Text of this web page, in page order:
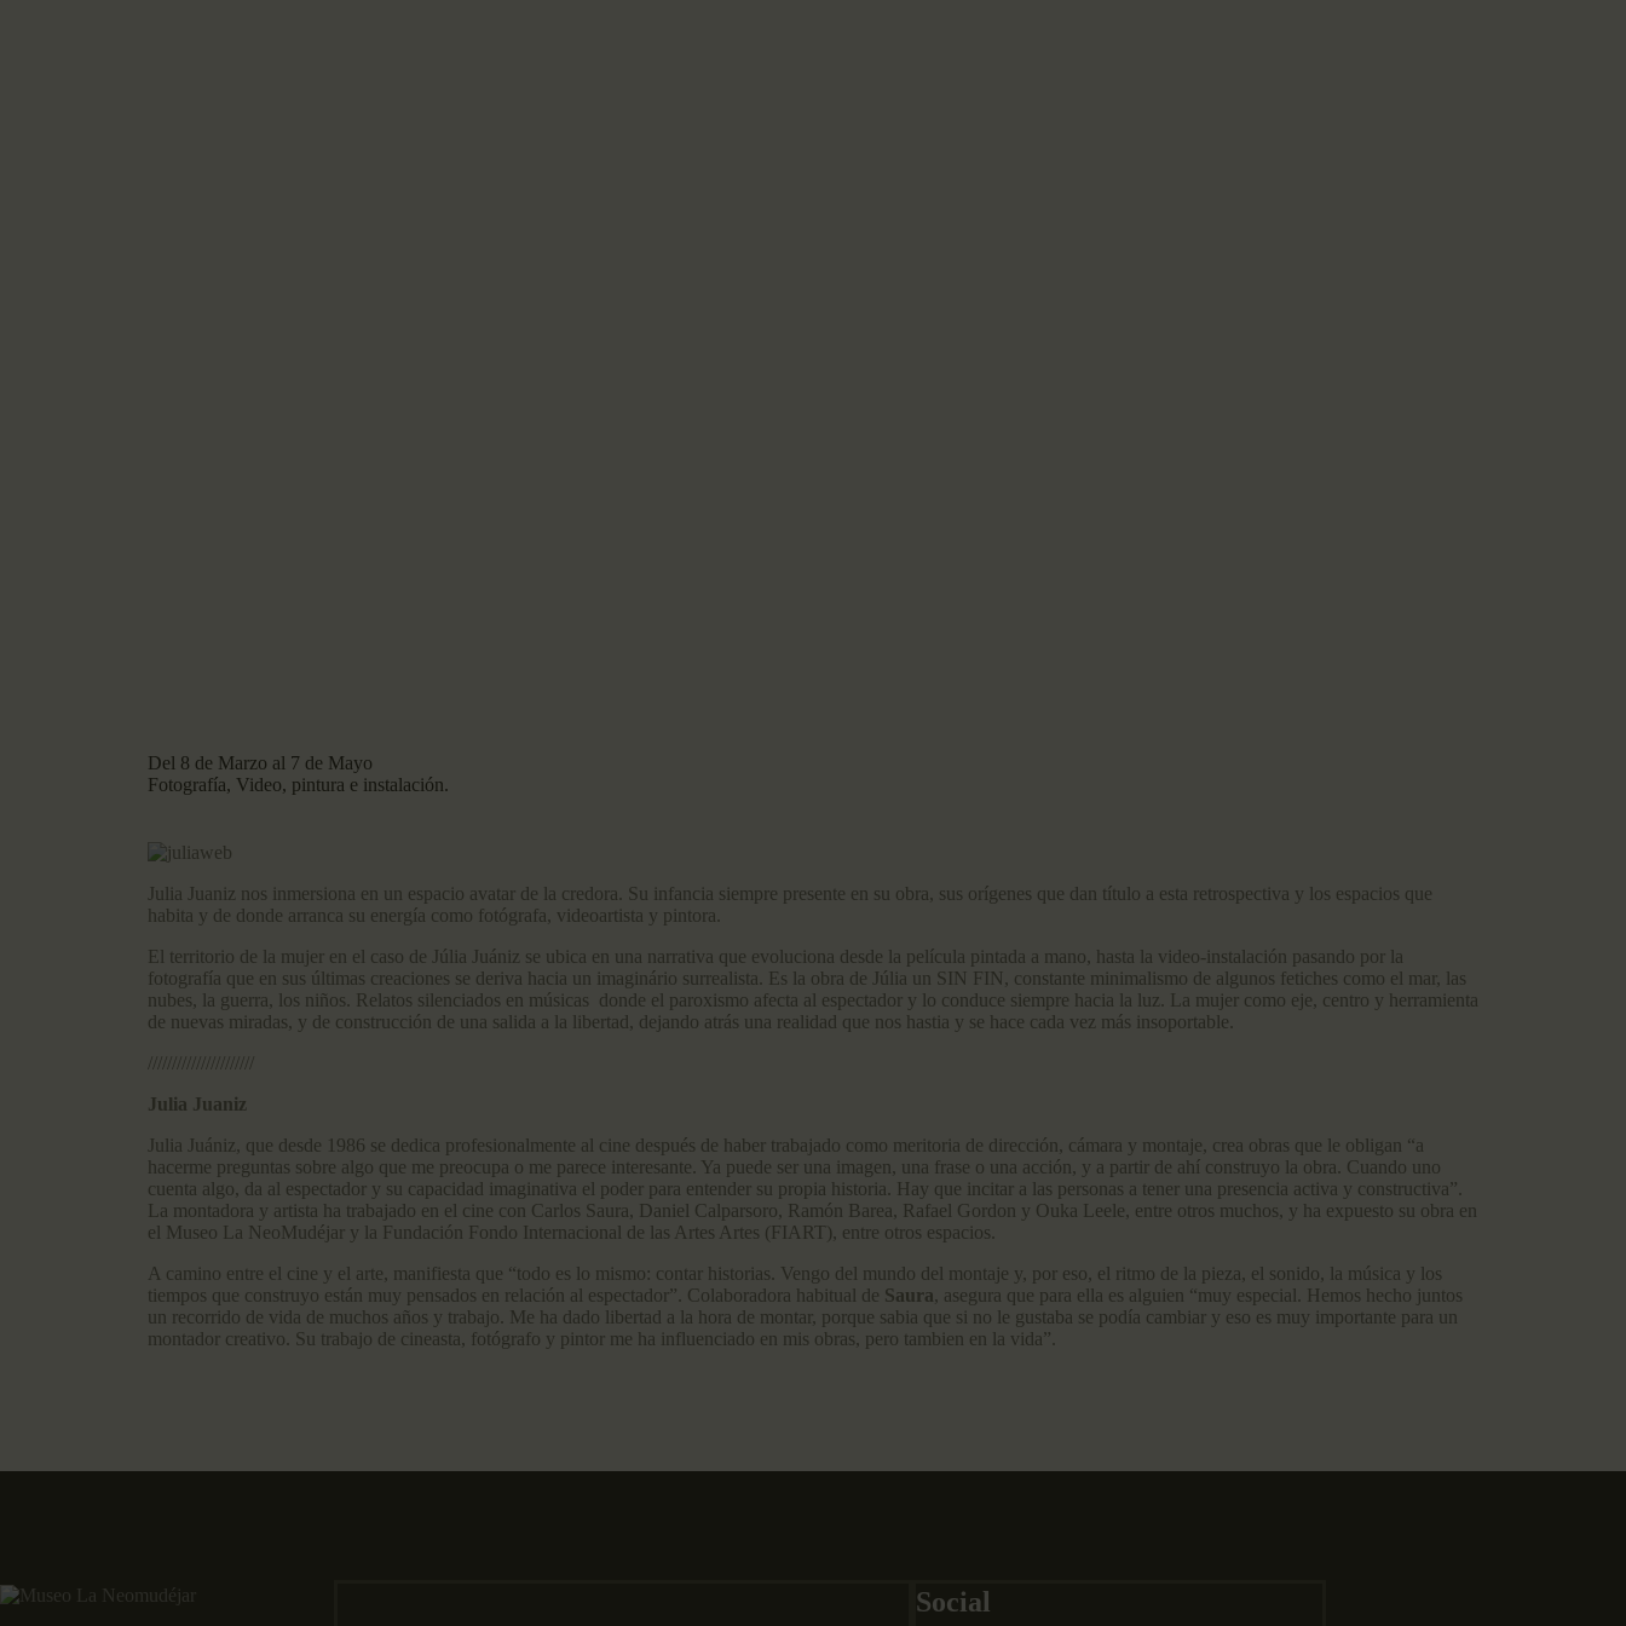
Del 8 de Marzo al 7 de Mayo
Fotografía, Video, pintura e instalación.
Julia Juaniz nos inmersiona en un espacio avatar de la credora. Su infancia siempre presente en su obra, sus orígenes que dan título a esta retrospectiva y los espacios que
habita y de donde arranca su energía como fotógrafa, videoartista y pintora.
El territorio de la mujer en el caso de Júlia Juániz se ubica en una narrativa que evoluciona desde la película pintada a mano, hasta la video-instalación pasando por la
fotografía que en sus últimas creaciones se deriva hacia un imaginário surrealista. Es la obra de Júlia un SIN FIN, constante minimalismo de algunos fetiches como el mar, las
nubes, la guerra, los niños. Relatos silenciados en músicas donde el paroxismo afecta al espectador y lo conduce siempre hacia la luz. La mujer como eje, centro y herramienta
de nuevas miradas, y de construcción de una salida a la libertad, dejando atrás una realidad que nos hastia y se hace cada vez más insoportable.
//////////////////////
Julia Juaniz
Julia Juániz, que desde 1986 se dedica profesionalmente al cine después de haber trabajado como meritoria de dirección, cámara y montaje, crea obras que le obligan “a
hacerme preguntas sobre algo que me preocupa o me parece interesante. Ya puede ser una imagen, una frase o una acción, y a partir de ahí construyo la obra. Cuando uno
cuenta algo, da al espectador y su capacidad imaginativa el poder para entender su propia historia. Hay que incitar a las personas a tener una presencia activa y constructiva”.
La montadora y artista ha trabajado en el cine con Carlos Saura, Daniel Calparsoro, Ramón Barea, Rafael Gordon y Ouka Leele, entre otros muchos, y ha expuesto su obra en
el Museo La NeoMudéjar y la Fundación Fondo Internacional de las Artes Artes (FIART), entre otros espacios.
A camino entre el cine y el arte, manifiesta que “todo es lo mismo: contar historias. Vengo del mundo del montaje y, por eso, el ritmo de la pieza, el sonido, la música y los
tiempos que construyo están muy pensados en relación al espectador”. Colaboradora habitual de Saura, asegura que para ella es alguien “muy especial. Hemos hecho juntos
un recorrido de vida de muchos años y trabajo. Me ha dado libertad a la hora de montar, porque sabia que si no le gustaba se podía cambiar y eso es muy importante para un
montador creativo. Su trabajo de cineasta, fotógrafo y pintor me ha influenciado en mis obras, pero tambien en la vida”.
Social